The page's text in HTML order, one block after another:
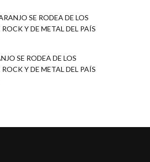
SE RODEA DE LOS
Y DE METAL DEL PAÍS
SE RODEA DE LOS
Y DE METAL DEL PAÍS